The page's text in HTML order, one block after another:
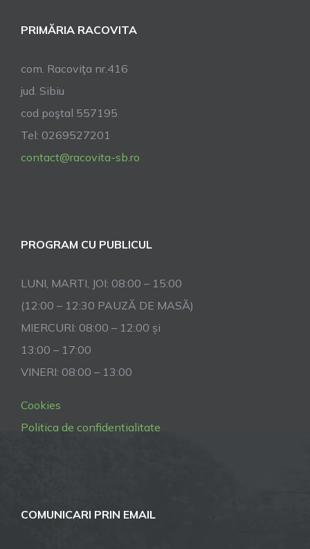
PRIMĂRIA RACOVITA
com. Racoviţa nr.416
jud. Sibiu
cod poştal 557195
Tel: 0269527201
contact@racovita-sb.ro
PROGRAM CU PUBLICUL
LUNI, MARTI, JOI: 08:00 – 15:00
(12:00 – 12:30 PAUZĂ DE MASĂ)
MIERCURI: 08:00 – 12:00 și
13:00 – 17:00
VINERI: 08:00 – 13:00
Cookies
Politica de confidentialitate
COMUNICARI PRIN EMAIL